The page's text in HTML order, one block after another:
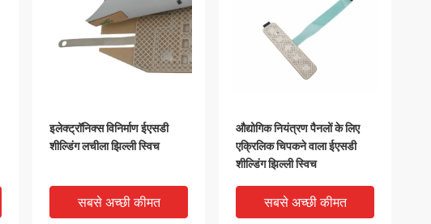
इलेक्ट्रॉनिक्स विनिर्माण ईएसडी
शील्डिंग लचीला झिल्ली स्विच
सबसे अच्छी कीमत
औद्योगिक नियंत्रण पैनलों के लिए
एक्रिलिक चिपकने वाला ईएसडी
शील्डिंग झिल्ली स्विच
सबसे अच्छी कीमत